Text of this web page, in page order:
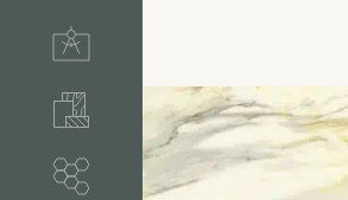
Tooted
Segmendid